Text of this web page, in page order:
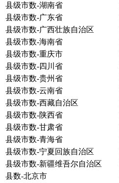
县级市数-湖南省
县级市数-广东省
县级市数-广西壮族自治区
县级市数-海南省
县级市数-重庆市
县级市数-四川省
县级市数-贵州省
县级市数-云南省
县级市数-西藏自治区
县级市数-陕西省
县级市数-甘肃省
县级市数-青海省
县级市数-宁夏回族自治区
县级市数-新疆维吾尔自治区
县数-北京市